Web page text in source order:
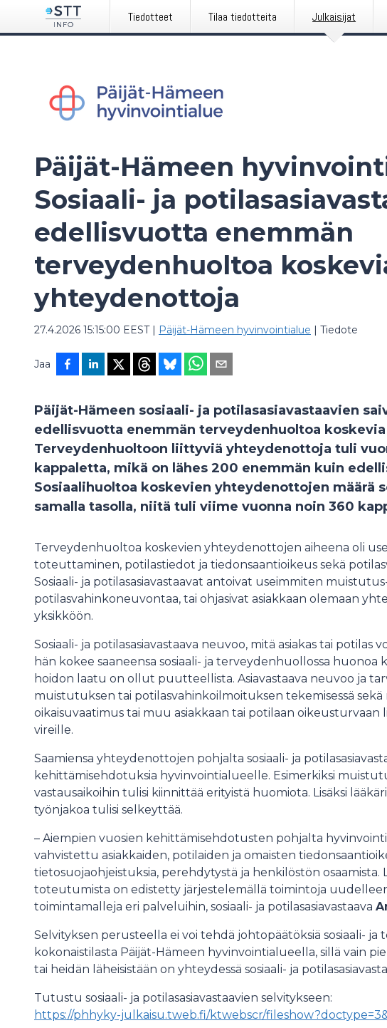
Tiedotteet Tilaa tiedotteita Julkaisijat
Päijät-Hämeen
Sosiaali- ja
edellisvuotta enemmän
terveydenhuoltoa
yhteydenottoja
27.4.2026 15:15:00 EEST| Päijät-Hämeen hyvinvointialue | Tiedote
Jaa
Päijät-Hämeen sosiaali- ja potilasasiavastaavien
edellisvuotta enemmän terveydenhuoltoa
Terveydenhuoltoon liittyviä yhteydenottoja tuli
kappaletta, mikä on lähes 200 enemmän kuin
Sosiaalihuoltoa koskevien yhteydenottojen määrä
samalla tasolla, niitä tuli viime vuonna noin 360
Terveydenhuoltoa koskevien yhteydenottojen aiheena oli
toteuttaminen, potilastiedot ja tiedonsaantioikeus sekä
Sosiaali- ja potilasasiavastaavat antoivat useimmiten
potilasvahinkoneuvontaa, tai ohjasivat asiakkaan olemaan
yksikköön.
Sosiaali- ja potilasasiavastaava neuvoo, mitä asiakas tai potilas
hän kokee saaneensa sosiaali- ja terveydenhuollossa
hoidon laatu on ollut puutteellista. Asiavastaava neuvoo ja
muistutuksen tai potilasvahinkoilmoituksen tekemisessä
oikaisuvaatimus tai muu asiakkaan tai potilaan oikeusturvaan
vireille.
Saamiensa yhteydenottojen pohjalta sosiaali- ja
kehittämisehdotuksia hyvinvointialueelle. Esimerkiksi
vastausaikoihin tulisi kiinnittää erityistä huomiota. Lisäksi
työnjakoa tulisi selkeyttää.
– Aiempien vuosien kehittämisehdotusten pohjalta
vahvistettu asiakkaiden, potilaiden ja omaisten
tietosuojaohjeistuksia, perehdytystä ja henkilöstön osaamista.
toteutumista on edistetty järjestelemällä toimintoja
toimintamalleja eri palveluihin, sosiaali- ja potilasasiavastaava
Selvityksen perusteella ei voi tehdä johtopäätöksiä sosiaali-
kokonaistilasta Päijät-Hämeen hyvinvointialueella, sillä vain
tai heidän läheisistään on yhteydessä sosiaali- ja
Tutustu sosiaali- ja potilasasiavastaavien selvitykseen:
https://phhyky-julkaisu.tweb.fi/ktwebscr/